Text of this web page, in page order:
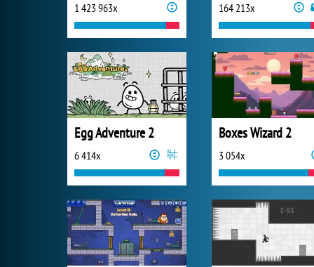
1 423 963x 164 213x
Egg Adventure 2
6 414x
Boxes Wizard 2
3 054x